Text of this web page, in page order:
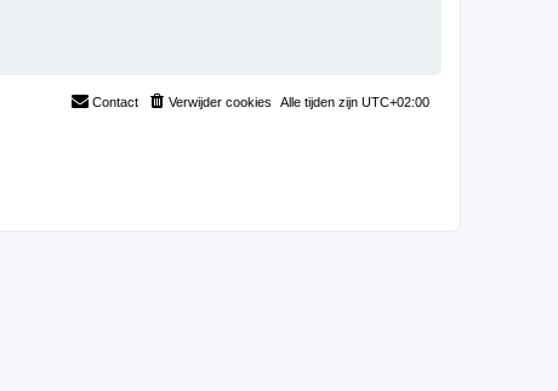
Alle tijden zijn UTC+02:00
Verwijder cookies
Contact